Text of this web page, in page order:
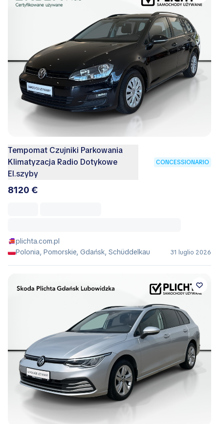
Tempomat Czujniki Parkowania
Klimatyzacja Radio Dotykowe
El.szyby
CONCESSIONARIO
8120 €
plichta.com.pl
Polonia, Pomorskie, Gdańsk, Schüddelkau
31 luglio 2026